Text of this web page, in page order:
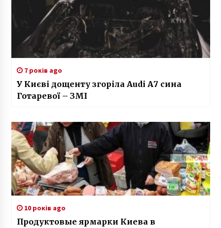
7 років ago
У Києві дощенту згоріла Audi А7 сина
Готаревої – ЗМІ
10 років ago
Продуктовые ярмарки Киева в